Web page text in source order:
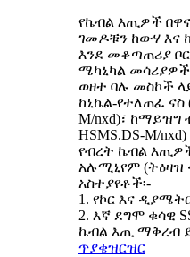
የኬብል እጢዎች
ገመዶቹን ከውሃ እና
እንደ መቆጣጠሪያ
ሜካኒካል
ወዘተ ባሉ መስኮች
ከኒኬል-የተለጠፈ ናስ
M/nxd)፣ ከማይዝግ
HSMS.DS-M/
የብረት ኬብል
አሉሚኒየም (ትዕዛዝ
አስተያየቶች፡-
1. የኮር እና
2. እኛ ደግሞ ቁሳዊ
ኬብል እጢ ማቅረብ
ጥያቄዝርዝር